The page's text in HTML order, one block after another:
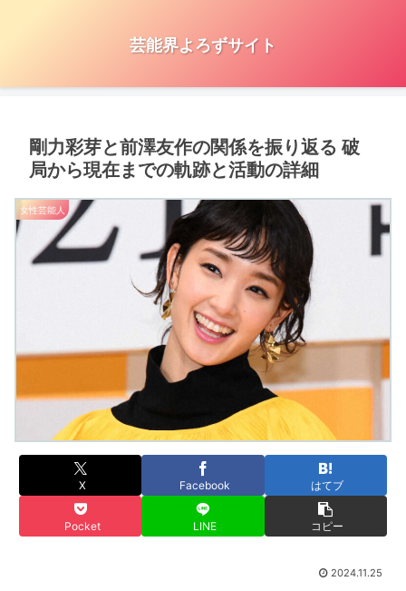
芸能界よろずサイト
剛力彩芽と前澤友作の関係を振り返る 破
局から現在までの軌跡と活動の詳細
女性芸能人
X Facebook はてブ
Pocket LINE コピー
2024.11.25